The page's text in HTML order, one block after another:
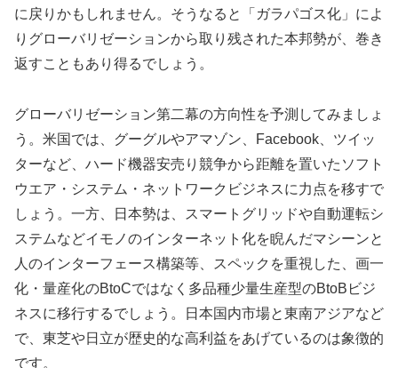
に戻りかもしれません。そうなると「ガラパゴス化」によ
りグローバリゼーションから取り残された本邦勢が、巻き
返すこともあり得るでしょう。
グローバリゼーション第二幕の方向性を予測してみましょ
う。米国では、グーグルやアマゾン、Facebook、ツイッ
ターなど、ハード機器安売り競争から距離を置いたソフト
ウエア・システム・ネットワークビジネスに力点を移すで
しょう。一方、日本勢は、スマートグリッドや自動運転シ
ステムなどイモノのインターネット化を睨んだマシーンと
人のインターフェース構築等、スペックを重視した、画一
化・量産化のBtoCではなく多品種少量生産型のBtoBビジ
ネスに移行するでしょう。日本国内市場と東南アジアなど
で、東芝や日立が歴史的な高利益をあげているのは象徴的
です。